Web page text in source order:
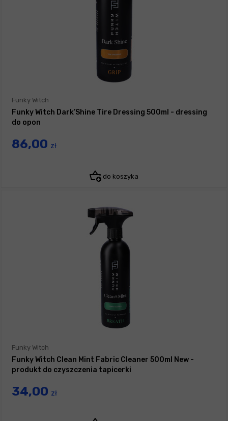
Funky Witch
Funky Witch Dark’Shine Tire Dressing 500ml - dressing
do opon
86,00 zł
do koszyka
Funky Witch
Funky Witch Clean Mint Fabric Cleaner 500ml New -
produkt do czyszczenia tapicerki
34,00 zł